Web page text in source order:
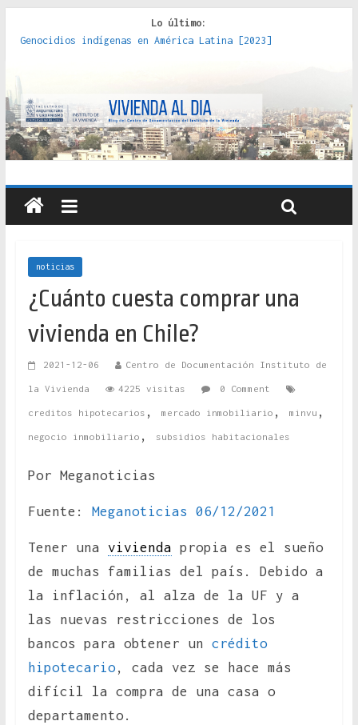
Lo último:
Genocidios indígenas en América Latina [2023]
políticas, prácticas y representaciones [2022]
crítica de las fronteras latinoamericanas [2020]
Criterios técnicos para una vivienda adecuada [2019]
Red de consultorios de la Caja del Seguro Obrero en
Santiago : un patrimonio emblemático [2014]
noticias
¿Cuánto cuesta comprar una
vivienda en Chile?
2021-12-06 Centro de Documentación Instituto de
la Vivienda 4225 visitas 0 Comment
creditos hipotecarios , mercado inmobiliario , minvu ,
negocio inmobiliario , subsidios habitacionales
Por Meganoticias
Fuente: Meganoticias 06/12/2021
Tener una vivienda propia es el sueño
de muchas familias del país. Debido a
la inflación, al alza de la UF y a
las nuevas restricciones de los
bancos para obtener un crédito
hipotecario , cada vez se hace más
difícil la compra de una casa o
departamento.